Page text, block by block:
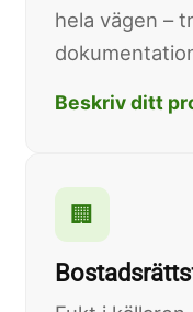
hela vägen –
Beskriv ditt
🏢